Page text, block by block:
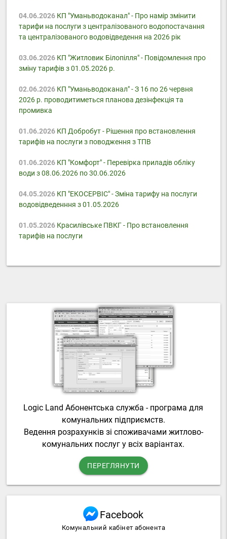
04.06.2026КП "Уманьводоканал" - Про намір змінити
тарифи на послуги з централізованого водопостачання
та централізованого водовідведення на 2026 рік
03.06.2026КП "Житловик Білопілля" - Повідомлення про
зміну тарифів з 01.05.2026 р.
02.06.2026КП "Уманьводоканал" - З 16 по 26 червня
2026 р. проводитиметься планова дезінфекція та
промивка
01.06.2026КП Добробут - Pішення про встановлення
тарифів на послуги з поводження з ТПВ
01.06.2026КП "Комфорт" - Перевірка приладів обліку
води з 08.06.2026 по 30.06.2026
04.05.2026КП "ЕКОСЕРВІС" - Зміна тарифу на послуги
водовідведенння з 01.05.2026
01.05.2026Красилівське ПВКГ - Про встановлення
тарифів на послуги
Logic Land Абонентська служба - програма для
комунальних підприємств.
Ведення розрахунків зі споживачами житлово-
комунальних послуг у всіх варіантах.
ПЕРЕГЛЯНУТИ
Facebook
Комунальний кабінет абонента